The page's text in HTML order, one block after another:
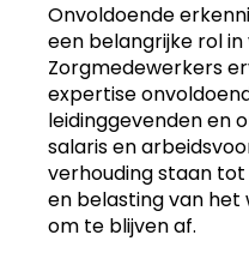
Onvoldoende
een belangrijke rol
Zorgmedewerkers
expertise
leidinggevenden en
salaris en
verhouding staan
en belasting van
om te blijven af.